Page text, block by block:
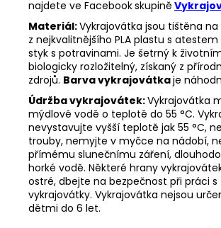
najdete ve Facebookskupině
Materiál:Vykrajovátka jsou tištěna na
z nejkvalitnějšího PLA plastu s
styk s potravinami. Je šetrný k
biologicky rozložitelný, získaný z
zdrojů. Barva vykrajovátkaje
Údržba vykrajovátek:Vykrajovátka
mýdlové vodě o teplotě do 55 °C.
nevystavujte vyšší teplotě jak 55 °C,
trouby, nemyjte v myčce na nádobí,
přímému slunečnímu záření,
horké vodě. Některé hrany
ostré, dbejte na bezpečnost při práci s
vykrajovátky. Vykrajovátka nejsou
dětmi do 6 let.